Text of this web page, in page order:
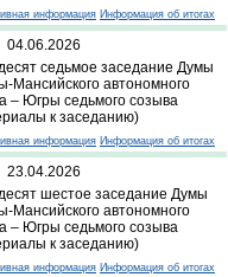
информация Информация об итогах
04.06.2026
седьмое заседание Думы
Мансийского автономного
– Югры седьмого созыва
к заседанию)
информация Информация об итогах
23.04.2026
шестое заседание Думы
Мансийского автономного
– Югры седьмого созыва
к заседанию)
информация Информация об итогах